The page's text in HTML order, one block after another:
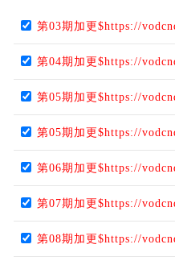
第03期加更$https://
第04期加更$https://
第05期加更$https://
第05期加更$https://
第06期加更$https://
第07期加更$https://
第08期加更$https://